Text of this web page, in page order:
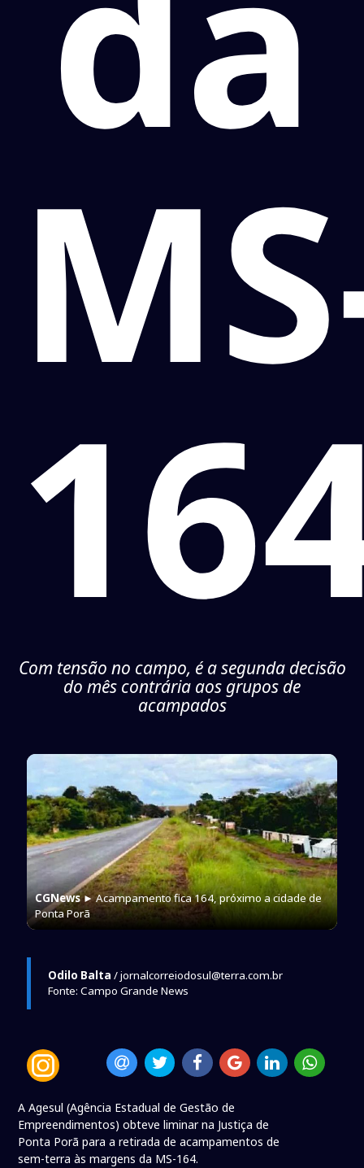
Com tensão no campo, é a segunda decisão
do mês contrária aos grupos de
acampados
CGNews► Acampamento fica 164, próximo a cidade de
Ponta Porã
Odilo Balta / jornalcorreiodosul@terra.com.br
Fonte: Campo Grande News
A Agesul (Agência Estadual de Gestão de
Empreendimentos) obteve liminar na Justiça de
Ponta Porã para a retirada de acampamentos de
sem-terra às margens da MS-164.